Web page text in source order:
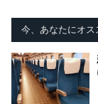
今、あなたにオス